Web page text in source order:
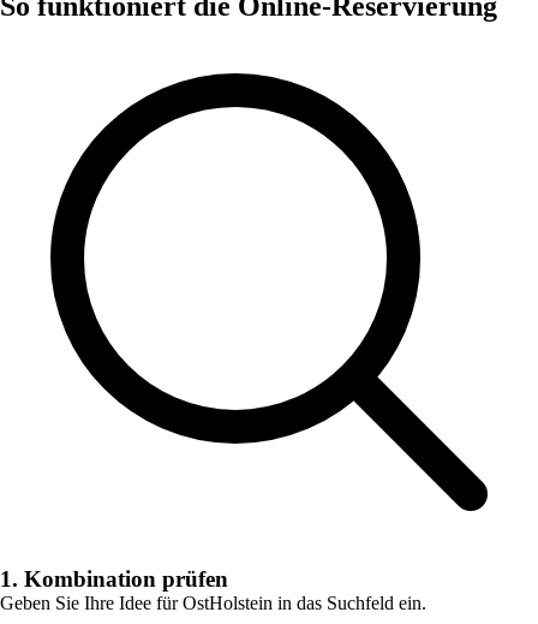
So funktioniert die Online-Reservierung
1. Kombination prüfen
Geben Sie Ihre Idee fürOstHolstein in das Suchfeld ein.